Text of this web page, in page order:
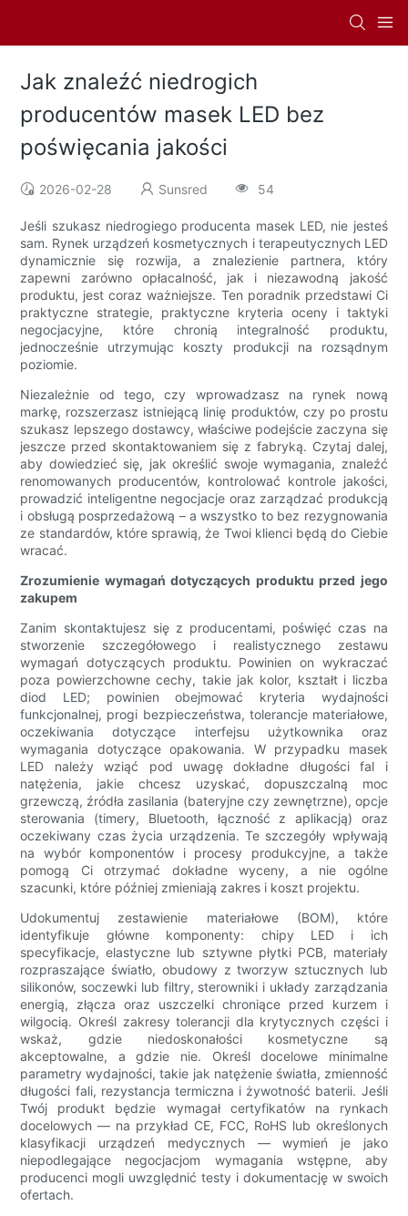
Jak znaleźć niedrogich
producentów masek LED bez
poświęcania jakości
2026-02-28 Sunsred 54
Jeśli szukasz niedrogiego producenta masek LED, nie jesteś
sam. Rynek urządzeń kosmetycznych i terapeutycznych LED
dynamicznie się rozwija, a znalezienie partnera, który
zapewni zarówno opłacalność, jak i niezawodną jakość
produktu, jest coraz ważniejsze. Ten poradnik przedstawi Ci
praktyczne strategie, praktyczne kryteria oceny i taktyki
negocjacyjne, które chronią integralność produktu,
jednocześnie utrzymując koszty produkcji na rozsądnym
poziomie.
Niezależnie od tego, czy wprowadzasz na rynek nową
markę, rozszerzasz istniejącą linię produktów, czy po prostu
szukasz lepszego dostawcy, właściwe podejście zaczyna się
jeszcze przed skontaktowaniem się z fabryką. Czytaj dalej,
aby dowiedzieć się, jak określić swoje wymagania, znaleźć
renomowanych producentów, kontrolować kontrole jakości,
prowadzić inteligentne negocjacje oraz zarządzać produkcją
i obsługą posprzedażową – a wszystko to bez rezygnowania
ze standardów, które sprawią, że Twoi klienci będą do Ciebie
wracać.
Zrozumienie wymagań dotyczących produktu przed jego
zakupem
Zanim skontaktujesz się z producentami, poświęć czas na
stworzenie szczegółowego i realistycznego zestawu
wymagań dotyczących produktu. Powinien on wykraczać
poza powierzchowne cechy, takie jak kolor, kształt i liczba
diod LED; powinien obejmować kryteria wydajności
funkcjonalnej, progi bezpieczeństwa, tolerancje materiałowe,
oczekiwania dotyczące interfejsu użytkownika oraz
wymagania dotyczące opakowania. W przypadku masek
LED należy wziąć pod uwagę dokładne długości fal i
natężenia, jakie chcesz uzyskać, dopuszczalną moc
grzewczą, źródła zasilania (bateryjne czy zewnętrzne), opcje
sterowania (timery, Bluetooth, łączność z aplikacją) oraz
oczekiwany czas życia urządzenia. Te szczegóły wpływają
na wybór komponentów i procesy produkcyjne, a także
pomogą Ci otrzymać dokładne wyceny, a nie ogólne
szacunki, które później zmieniają zakres i koszt projektu.
Udokumentuj zestawienie materiałowe (BOM), które
identyfikuje główne komponenty: chipy LED i ich
specyfikacje, elastyczne lub sztywne płytki PCB, materiały
rozpraszające światło, obudowy z tworzyw sztucznych lub
silikonów, soczewki lub filtry, sterowniki i układy zarządzania
energią, złącza oraz uszczelki chroniące przed kurzem i
wilgocią. Określ zakresy tolerancji dla krytycznych części i
wskaż, gdzie niedoskonałości kosmetyczne są
akceptowalne, a gdzie nie. Określ docelowe minimalne
parametry wydajności, takie jak natężenie światła, zmienność
długości fali, rezystancja termiczna i żywotność baterii. Jeśli
Twój produkt będzie wymagał certyfikatów na rynkach
docelowych — na przykład CE, FCC, RoHS lub określonych
klasyfikacji urządzeń medycznych — wymień je jako
niepodlegające negocjacjom wymagania wstępne, aby
producenci mogli uwzględnić testy i dokumentację w swoich
ofertach.